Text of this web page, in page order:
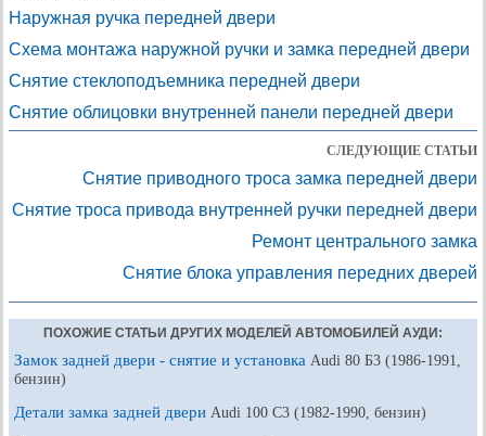
Наружная ручка передней двери
Схема монтажа наружной ручки и замка передней двери
Снятие стеклоподъемника передней двери
Снятие облицовки внутренней панели передней двери
СЛЕДУЮЩИЕ СТАТЬИ
Снятие приводного троса замка передней двери
Снятие троса привода внутренней ручки передней двери
Ремонт центрального замка
Снятие блока управления передних дверей
ПОХОЖИЕ СТАТЬИ ДРУГИХ МОДЕЛЕЙ АВТОМОБИЛЕЙ АУДИ:
Замок задней двери - снятие и установка Audi 80 Б3 (1986-1991,
бензин)
Детали замка задней двери Audi 100 С3 (1982-1990, бензин)